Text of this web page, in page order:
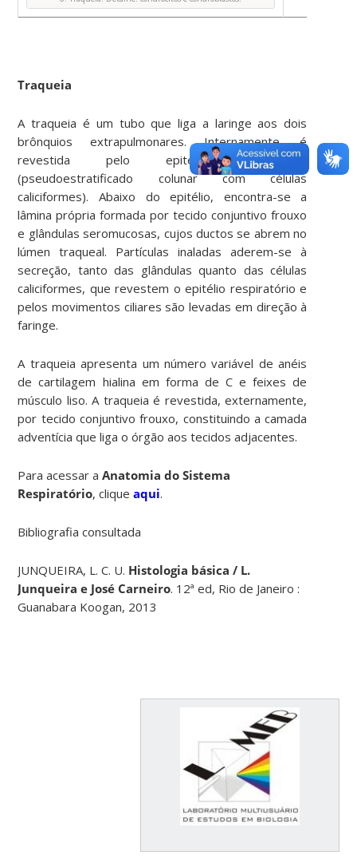
Traqueia
A traqueia é um tubo que liga a laringe aos dois
brônquios extrapulmonares. Internamente, é
revestida pelo epitélio respiratório
(pseudoestratificado colunar com células
caliciformes). Abaixo do epitélio, encontra-se a
lâmina própria formada por tecido conjuntivo frouxo
e glândulas seromucosas, cujos ductos se abrem no
lúmen traqueal. Partículas inaladas aderem-se à
secreção, tanto das glândulas quanto das células
caliciformes, que revestem o epitélio respiratório e
pelos movimentos ciliares são levadas em direção à
faringe.
A traqueia apresenta um número variável de anéis
de cartilagem hialina em forma de C e feixes de
músculo liso. A traqueia é revestida, externamente,
por tecido conjuntivo frouxo, constituindo a camada
adventícia que liga o órgão aos tecidos adjacentes.
Para acessar aAnatomia do Sistema
Respiratório, cliqueaqui.
Bibliografia consultada
JUNQUEIRA, L. C. U. Histologia básica / L.
Junqueira e José Carneiro. 12ª ed, Rio de Janeiro :
Guanabara Koogan, 2013